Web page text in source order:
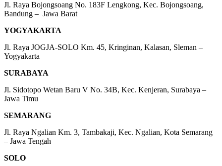
Jl. Raya Bojongsoang No. 183F Lengkong, Kec. Bojongsoang,
Bandung – Jawa Barat
YOGYAKARTA
Jl. Raya JOGJA-SOLO Km. 45, Kringinan, Kalasan, Sleman –
Yogyakarta
SURABAYA
Jl. Sidotopo Wetan Baru V No. 34B, Kec. Kenjeran, Surabaya –
Jawa Timu
SEMARANG
Jl. Raya Ngalian Km. 3, Tambakaji, Kec. Ngalian, Kota Semarang
– Jawa Tengah
SOLO